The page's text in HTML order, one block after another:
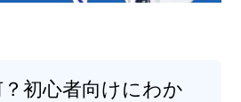
初心者向けにわか